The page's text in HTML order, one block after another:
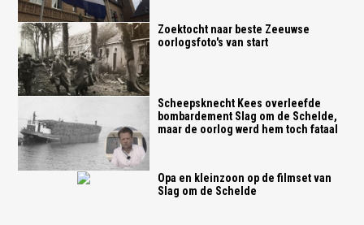
Zoektocht naar beste Zeeuwse
oorlogsfoto's van start
Scheepsknecht Kees overleefde
bombardement Slag om de Schelde,
maar de oorlog werd hem toch fataal
Opa en kleinzoon op de filmset van
Slag om de Schelde